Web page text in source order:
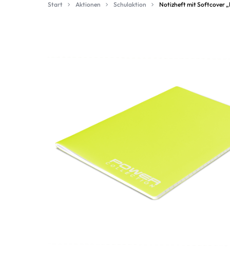
Start Aktionen Schulaktion Notizheft mit Softcover